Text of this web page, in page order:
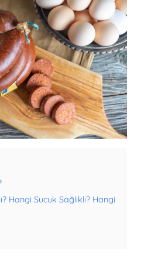
Hangi Sucuk Sağlıklı? Hangi